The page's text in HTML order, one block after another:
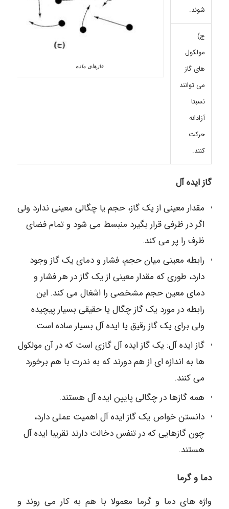
فازهای ماده
شوند.
ج)
مولکول
های گاز
می توانند
نسبتا
آزادانه
حرکت
کنند.
گاز ایده آل
مقدار معینی از یک گاز، حجم یا چگالی معینی ندارد ولی
اگر در ظرفی قرار بگیرد منبسط می شود و تمام فضای
ظرف را پر می کند.
رابطه معینی میان حجم، فشار و دمای یک گاز وجود
دارد، طوری که مقدار معینی از یک گاز در هر فشار و
دمای معین حجم مشخصی را اشغال می کند. این
رابطه در مورد یک گاز چگال یا حقیقی بسیار پیچیده
ولی برای یک گاز رقیق یا ایده آل بسیار ساده است.
گاز ایده آل: یک گاز ایده آل گازی است که در آن مولکول
ها به اندازه ای از هم دورند که به ندرت با هم برخورد
می کنند.
همه گازها در چگالی پایین ایده آل هستند.
دانستن خواص یک گاز ایده آل اهمیت عملی دارد،
چون گازهایی که در تنفس دخالت دارند تقریبا ایده آل
هستند.
دما و گرما
واژه های دما و گرما معمولا با هم به کار می روند و